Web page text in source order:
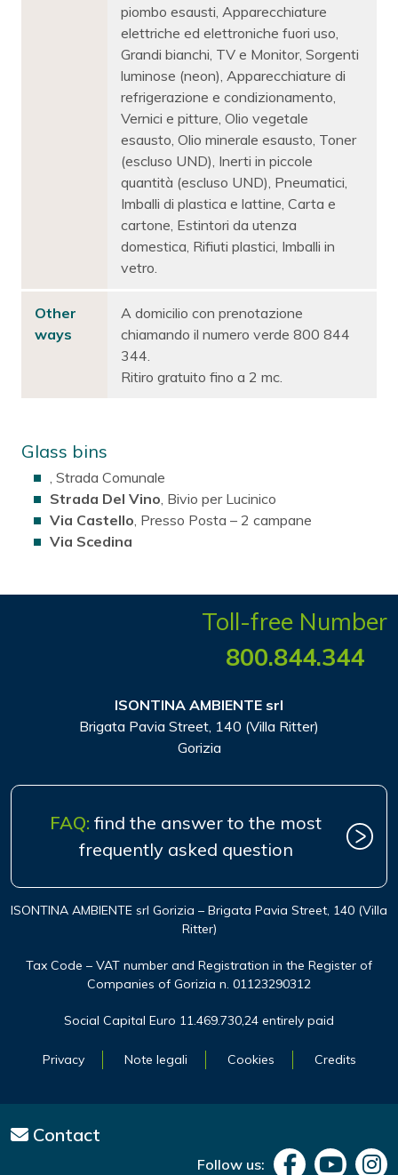
piombo esausti, Apparecchiature
elettriche ed elettroniche fuori uso,
Grandi bianchi, TV e Monitor, Sorgenti
luminose (neon), Apparecchiature di
refrigerazione e condizionamento,
Vernici e pitture, Olio vegetale
esausto, Olio minerale esausto, Toner
(escluso UND), Inerti in piccole
quantità (escluso UND), Pneumatici,
Imballi di plastica e lattine, Carta e
cartone, Estintori da utenza
domestica, Rifiuti plastici, Imballi in
vetro.
Other
ways
A domicilio con prenotazione
chiamando il numero verde 800 844
344.
Ritiro gratuito fino a 2 mc.
Glass bins
, Strada Comunale
Strada Del Vino , Bivio per Lucinico
Via Castello , Presso Posta – 2 campane
Via Scedina
Toll-free Number
800.844.344
ISONTINA AMBIENTE srl
Brigata Pavia Street, 140 (Villa Ritter)
Gorizia
FAQ: find the answer to the most
frequently asked question
ISONTINA AMBIENTE srl Gorizia – Brigata Pavia Street, 140 (Villa
Ritter)
Tax Code – VAT number and Registration in the Register of
Companies of Gorizia n. 01123290312
Social Capital Euro 11.469.730,24 entirely paid
Privacy Note legali Cookies Credits
Contact
Follow us: